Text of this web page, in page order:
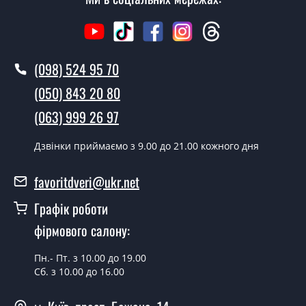
Як швидко можете встановити двері
Інтел ?
наявності їх на складі, чи наступного дня.
Чи можна на сьогодні викликати
замірника?
Так, ми маємо великий асортимент готових вхідних
дверей.
Яка вартість найдешевших вхідних
дверей?
(098) 524 95 70
(050) 843 20 80
(063) 999 26 97
Дзвінки приймаємо з 9.00 до 21.00 кожного дня
favoritdveri@ukr.net
Графік роботи
фірмового салону:
Пн.- Пт. з 10.00 до 19.00
Сб. з 10.00 до 16.00